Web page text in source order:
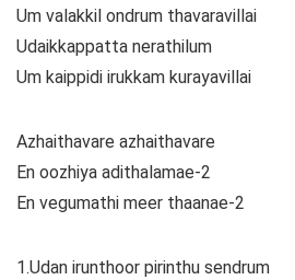
Um valakkil ondrum thavaravillai
Udaikkappatta nerathilum
Um kaippidi irukkam kurayavillai
Azhaithavare azhaithavare
En oozhiya adithalamae-2
En vegumathi meer thaanae-2
1.Udan irunthoor pirinthu sendrum